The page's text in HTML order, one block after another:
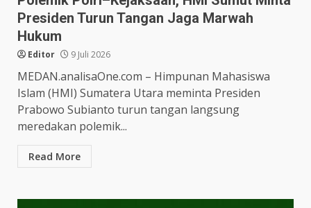
Presiden Turun Tangan Jaga Marwah
Hukum
Editor 9 Juli 2026
MEDAN.analisaOne.com – Himpunan Mahasiswa
Islam (HMI) Sumatera Utara meminta Presiden
Prabowo Subianto turun tangan langsung
meredakan polemik...
Read More